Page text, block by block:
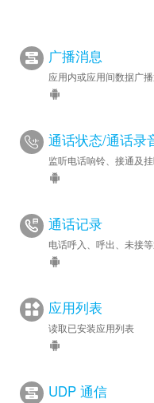
广播消息
应用内或应用间数据广
通话状态/通话录
监听电话响铃、接通及
通话记录
电话呼入、呼出、未接
应用列表
读取已安装应用列表
UDP 通信